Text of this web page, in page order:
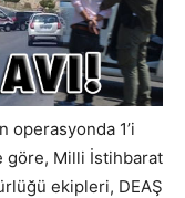
operasyonda 1’i
göre, Milli İstihbarat
ekipleri, DEAŞ